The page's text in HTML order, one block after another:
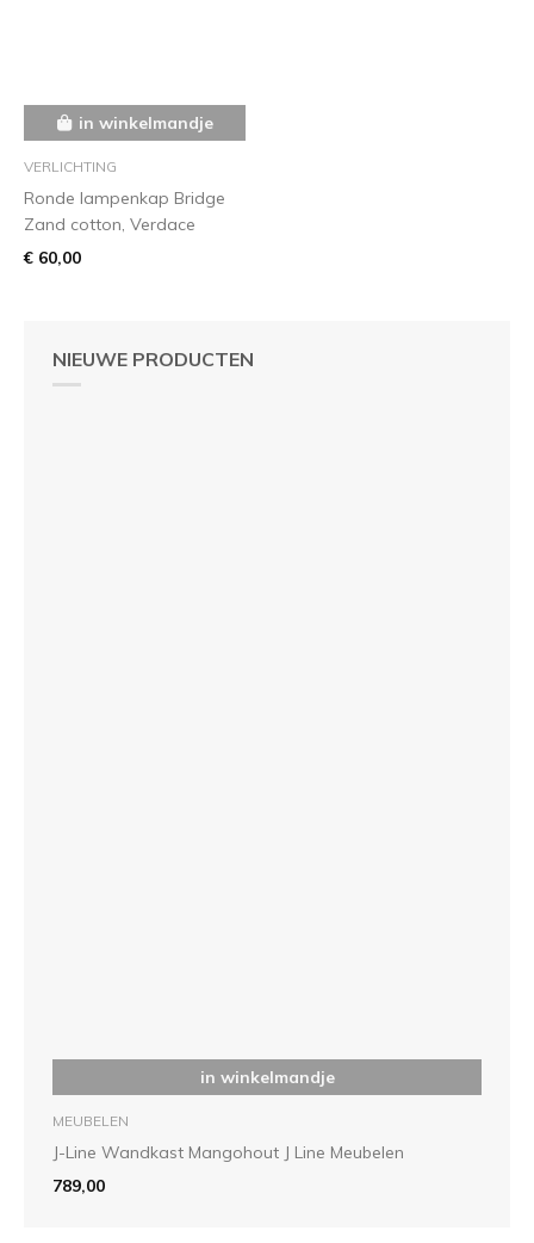
NIEUWE PRODUCTEN
in winkelmandje
MEUBELEN
J-Line Wandkast Mangohout J Line Meubelen
789,00
in winkelmandje
VERLICHTING
Ronde lampenkap Bridge
Zand cotton, Verdace
€ 60,00